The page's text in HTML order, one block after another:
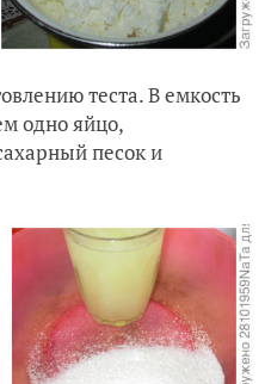
теста. В емкость
одно яйцо,
песок и